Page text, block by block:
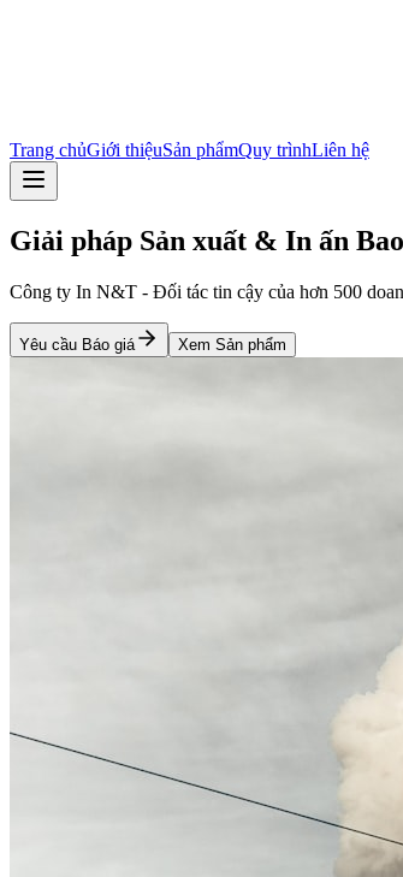
Trang chủGiới thiệuSản phẩmQuy trìnhLiên hệ
Giải pháp Sản xuất & In ấn
Công ty In N&T - Đối tác tin cậy của hơn 500
Yêu cầu Báo giá Xem Sản phẩm